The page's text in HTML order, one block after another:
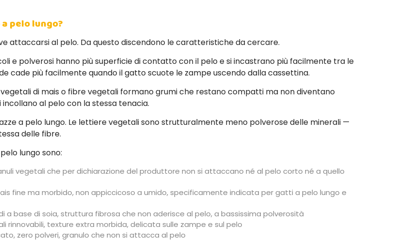
pelo lungo?
attaccarsi al pelo. Da questo discendono le caratteristiche da cercare.
e polverosi hanno più superficie di contatto con il pelo e si incastrano più facilmente tra le
cade più facilmente quando il gatto scuote le zampe uscendo dalla cassettina.
di mais o fibre vegetali formano grumi che restano compatti ma non diventano
al pelo con la stessa tenacia.
a pelo lungo. Le lettiere vegetali sono strutturalmente meno polverose delle minerali —
delle fibre.
lungo sono:
vegetali che per dichiarazione del produttore non si attaccano né al pelo corto né a quello
fine ma morbido, non appiccicoso a umido, specificamente indicata per gatti a pelo lungo e
a base di soia, struttura fibrosa che non aderisce al pelo, a bassissima polverosità
rinnovabili, texture extra morbida, delicata sulle zampe e sul pelo
zero polveri, granulo che non si attacca al pelo